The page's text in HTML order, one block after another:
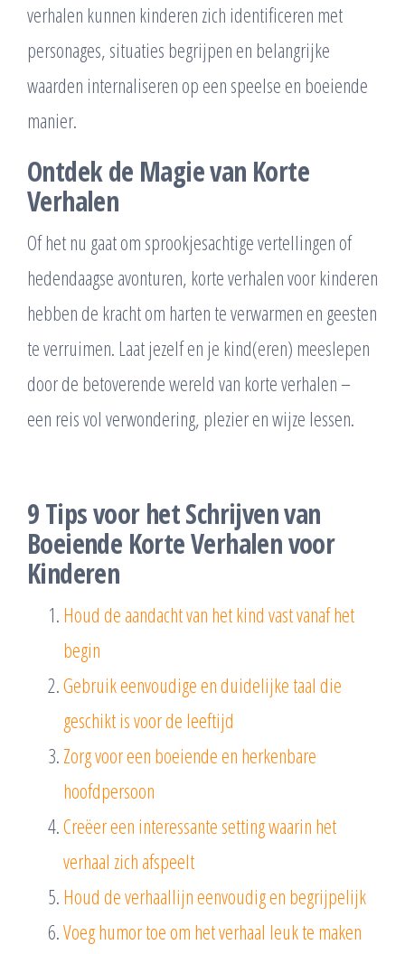
verhalen kunnen kinderen zich identificeren met
personages, situaties begrijpen en belangrijke
waarden internaliseren op een speelse en boeiende
manier.
Ontdek de Magie van Korte
Verhalen
Of het nu gaat om sprookjesachtige vertellingen of
hedendaagse avonturen, korte verhalen voor kinderen
hebben de kracht om harten te verwarmen en geesten
te verruimen. Laat jezelf en je kind(eren) meeslepen
door de betoverende wereld van korte verhalen –
een reis vol verwondering, plezier en wijze lessen.
9 Tips voor het Schrijven van
Boeiende Korte Verhalen voor
Kinderen
Houd de aandacht van het kind vast vanaf het
begin
Gebruik eenvoudige en duidelijke taal die
geschikt is voor de leeftijd
Zorg voor een boeiende en herkenbare
hoofdpersoon
Creëer een interessante setting waarin het
verhaal zich afspeelt
Houd de verhaallijn eenvoudig en begrijpelijk
Voeg humor toe om het verhaal leuk te maken